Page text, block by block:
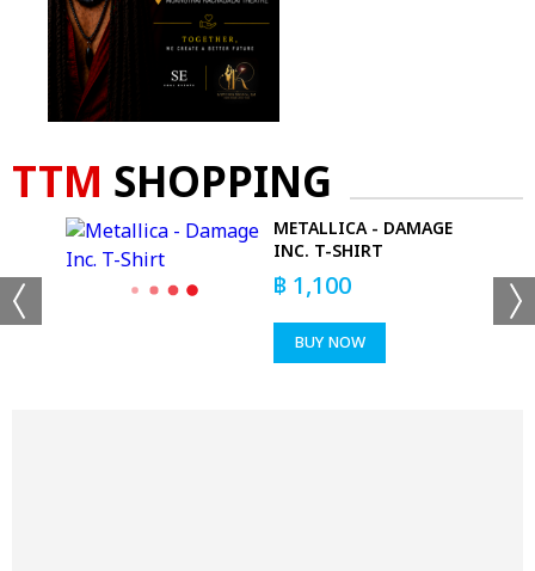
TTM SHOPPING
METALLICA - DAMAGE
INC. T-SHIRT
฿ 1,100
BUY NOW